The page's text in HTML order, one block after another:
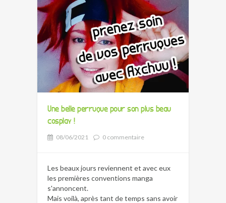
Une belle perruque pour son plus beau
cosplay !
08/06/2021 0 commentaire
Les beaux jours reviennent et avec eux
les premières conventions manga
s'annoncent.
Mais voilà, après tant de temps sans avoir